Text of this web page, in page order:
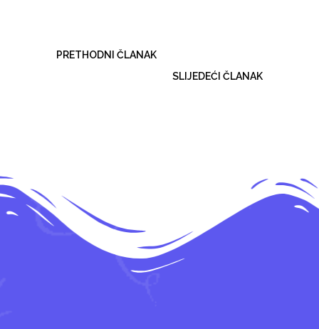
PRETHODNI ČLANAK
SLIJEDEĆI ČLANAK